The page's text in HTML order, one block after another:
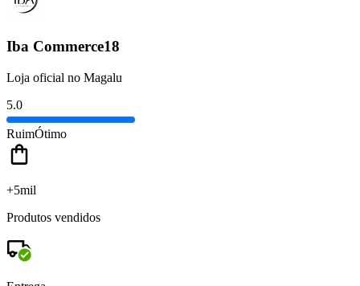
Iba Commerce18
Loja oficial no Magalu
5.0
RuimÓtimo
+5mil
Produtos vendidos